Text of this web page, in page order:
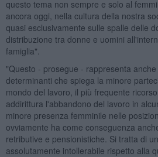
questo tema non sempre e solo al
ancora oggi, nella cultura della nostra
quasi esclusivamente sulle spalle delle
distribuzione tra donne e uomini
famiglia".
"Questo - prosegue - rappresenta
determinanti che spiega la minore
mondo del lavoro, il più frequente
addirittura l'abbandono del lavoro in
minore presenza femminile nelle
ovviamente ha come conseguenza
retributive e pensionistiche. Si tratta di
assolutamente intollerabile rispetto alla